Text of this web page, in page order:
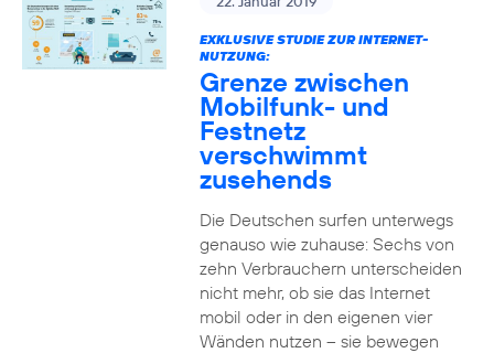
EXKLUSIVE STUDIE ZUR INTERNET-
NUTZUNG:
Grenze zwischen
Mobilfunk- und
Festnetz
verschwimmt
zusehends
Die Deutschen surfen unterwegs
genauso wie zuhause: Sechs von
zehn Verbrauchern unterscheiden
nicht mehr, ob sie das Internet
mobil oder in den eigenen vier
Wänden nutzen – sie bewegen